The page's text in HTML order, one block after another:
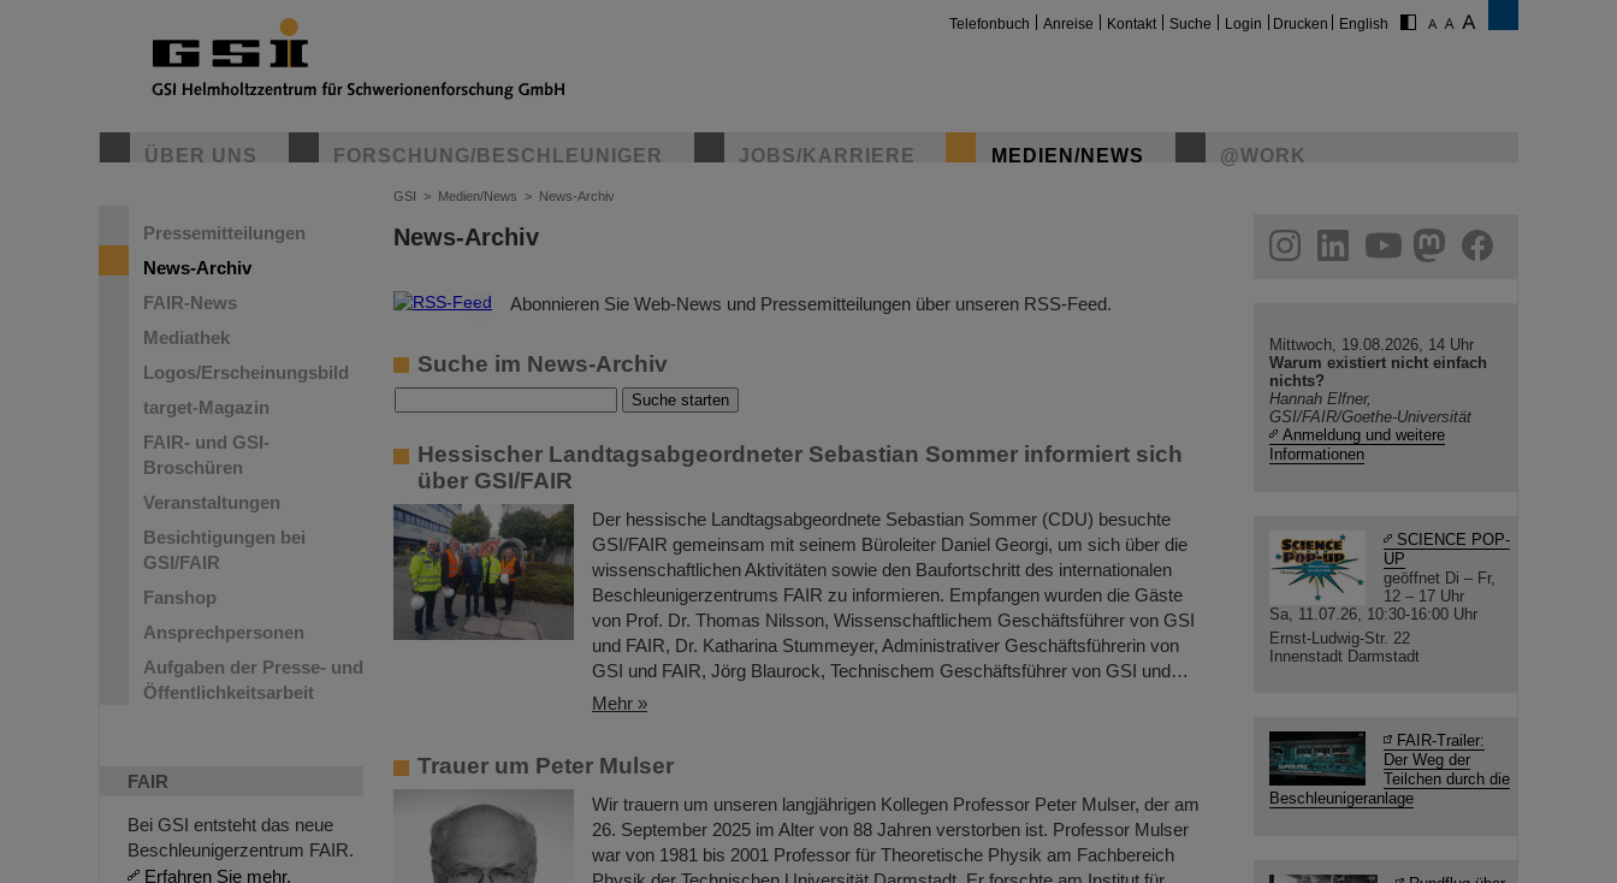
Telefonbuch Anreise Kontakt Suche Login Drucken English
ÜBER UNS FORSCHUNG/BESCHLEUNIGER JOBS/KARRIERE MEDIEN/NEWS @WORK
Pressemitteilungen
News-Archiv
FAIR-News
Mediathek
Logos/Erscheinungsbild
target-Magazin
FAIR- und GSI-
Broschüren
Veranstaltungen
Besichtigungen bei
GSI/FAIR
Fanshop
Ansprechpersonen
Aufgaben der Presse- und
Öffentlichkeitsarbeit
FAIR
Bei GSI entsteht das neue
Beschleunigerzentrum FAIR.
Erfahren Sie mehr.
GSI > Medien/News > News-Archiv
News-Archiv
© Abonnieren Sie Web-News und Pressemitteilungen über unseren RSS-Feed.
Suche im News-Archiv
Hessischer Landtagsabgeordneter Sebastian Sommer informiert sich
über GSI/FAIR
Der hessische Landtagsabgeordnete Sebastian Sommer (CDU) besuchte
GSI/FAIR gemeinsam mit seinem Büroleiter Daniel Georgi, um sich über die
wissenschaftlichen Aktivitäten sowie den Baufortschritt des internationalen
Beschleunigerzentrums FAIR zu informieren. Empfangen wurden die Gäste
von Prof. Dr. Thomas Nilsson, Wissenschaftlichem Geschäftsführer von GSI
und FAIR, Dr. Katharina Stummeyer, Administrativer Geschäftsführerin von
GSI und FAIR, Jörg Blaurock, Technischem Geschäftsführer von GSI und…
Mehr »
Trauer um Peter Mulser
Wir trauern um unseren langjährigen Kollegen Professor Peter Mulser, der am
26. September 2025 im Alter von 88 Jahren verstorben ist. Professor Mulser
war von 1981 bis 2001 Professor für Theoretische Physik am Fachbereich
helmholtz.social
facebook
Mittwoch, 19.08.2026, 14 Uhr
Warum existiert nicht einfach
nichts?
Hannah Elfner,
GSI/FAIR/Goethe-Universität
Anmeldung und weitere
Informationen
SCIENCE POP-
UP
geöffnet Di – Fr,
12 – 17 Uhr
Sa, 11.07.26, 10:30-16:00 Uhr
Ernst-Ludwig-Str. 22
Innenstadt Darmstadt
FAIR-Trailer:
Der Weg der
Teilchen durch die
Beschleunigeranlage